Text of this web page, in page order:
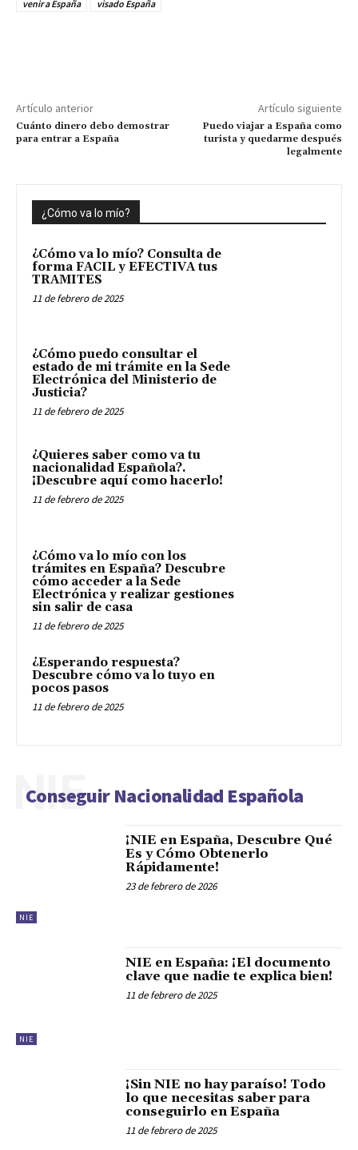
venir a España visado España
Artículo anterior
Cuánto dinero debo demostrar
para entrar a España
Artículo siguiente
Puedo viajar a España como
turista y quedarme después
legalmente
¿Cómo va lo mío?
¿Cómo va lo mío? Consulta de
forma FACIL y EFECTIVA tus
TRAMITES
11 de febrero de 2025
¿Cómo puedo consultar el
estado de mi trámite en la Sede
Electrónica del Ministerio de
Justicia?
11 de febrero de 2025
¿Quieres saber como va tu
nacionalidad Española?.
¡Descubre aquí como hacerlo!
11 de febrero de 2025
¿Cómo va lo mío con los
trámites en España? Descubre
cómo acceder a la Sede
Electrónica y realizar gestiones
sin salir de casa
11 de febrero de 2025
¿Esperando respuesta?
Descubre cómo va lo tuyo en
pocos pasos
11 de febrero de 2025
Conseguir Nacionalidad Española
NIE
NIE
¡NIE en España, Descubre Qué
Es y Cómo Obtenerlo
Rápidamente!
23 de febrero de 2026
NIE
NIE en España: ¡El documento
clave que nadie te explica bien!
11 de febrero de 2025
¡Sin NIE no hay paraíso! Todo
lo que necesitas saber para
conseguirlo en España
11 de febrero de 2025